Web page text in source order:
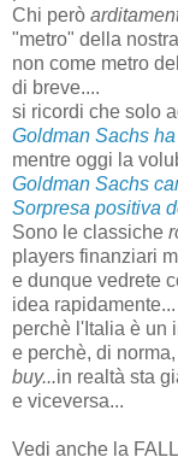
Chi però
"metro" della
non come metro
di breve....
si ricordi che solo
Goldman Sachs
mentre oggi la
Goldman Sachs
Sorpresa positiva
Sono le classiche
players finanziari
e dunque vedrete
idea rapidamente...
perchè l'Italia è un
e perchè, di
buy...in realtà sta
e viceversa...
Vedi anche la